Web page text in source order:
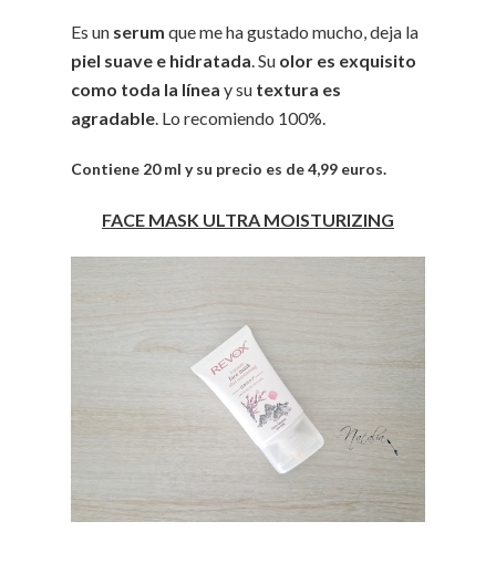
Es un serum que me ha gustado mucho, deja la
piel suave e hidratada. Su olor es exquisito
como toda la línea y su textura es
agradable. Lo recomiendo 100%.
Contiene 20 ml y su precio es de 4,99 euros.
FACE MASK ULTRA MOISTURIZING